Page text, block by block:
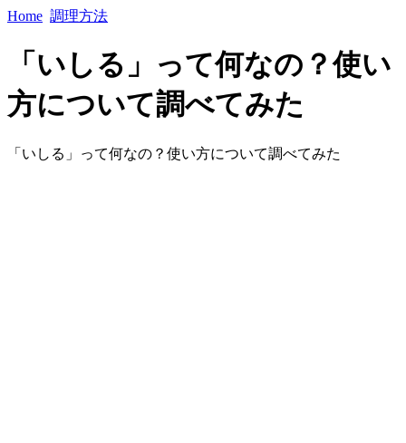
Home 調理方法
「いしる」って何なの？使い
方について調べてみた
「いしる」って何なの？使い方について調べてみた